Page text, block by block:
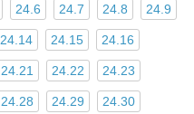
24.6 24.7 24.8 24.9
24.14 24.15 24.16
24.21 24.22 24.23
24.28 24.29 24.30